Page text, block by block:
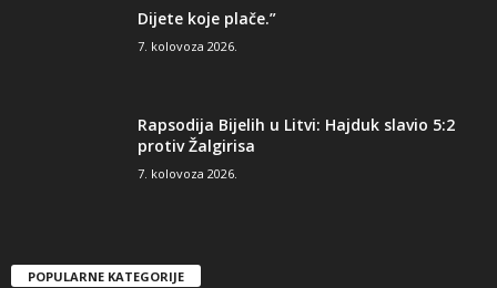
Dijete koje plače.”
7. kolovoza 2026.
Rapsodija Bijelih u Litvi: Hajduk slavio 5:2
protiv Žalgirisa
7. kolovoza 2026.
POPULARNE KATEGORIJE